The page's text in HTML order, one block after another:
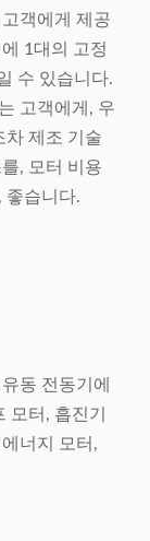
객에게 제공
1대의 고정
수 있습니다.
고객에게, 우
차 제조 기술
, 모터 비용
좋습니다.
동 전동기에
모터, 흡진기
너지 모터,